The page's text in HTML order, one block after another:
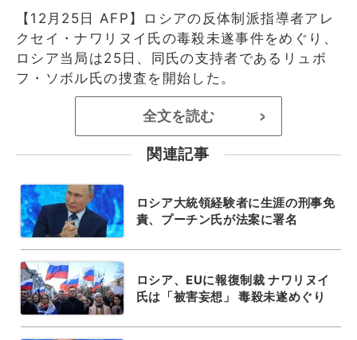
【12月25日 AFP】ロシアの反体制派指導者アレ
クセイ・ナワリヌイ氏の毒殺未遂事件をめぐり、
ロシア当局は25日、同氏の支持者であるリュボ
フ・ソボル氏の捜査を開始した。
全文を読む >
関連記事
ロシア大統領経験者に生涯の刑事免
責、プーチン氏が法案に署名
ロシア、EUに報復制裁 ナワリヌイ
氏は「被害妄想」 毒殺未遂めぐり